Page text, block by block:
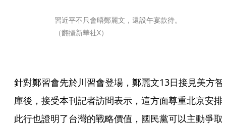
習近平不只會晤鄭麗文，還設午宴款待。
（翻攝新華社X）
針對鄭習會先於川習會登場，鄭麗文13日接見美方智
庫後，接受本刊記者訪問表示，這方面尊重北京安排
此行也證明了台灣的戰略價值，國民黨可以主動爭取